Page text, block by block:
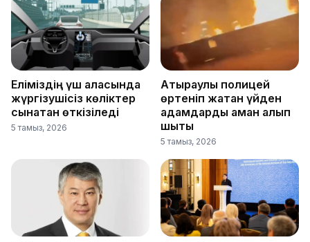
Еліміздің үш қаласында
жүргізушісіз көліктер
сынақтан өткізіледі
5 тамыз, 2026
Атыраулық полицей
өртеніп жатқан үйден
адамдарды аман алып
шықты
5 тамыз, 2026